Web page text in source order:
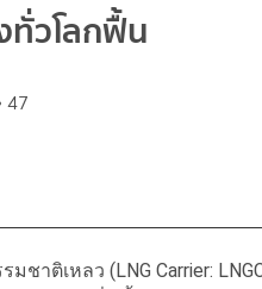
ทั่วโลกฟื้น
47
ชาติเหลว (LNG Carrier: